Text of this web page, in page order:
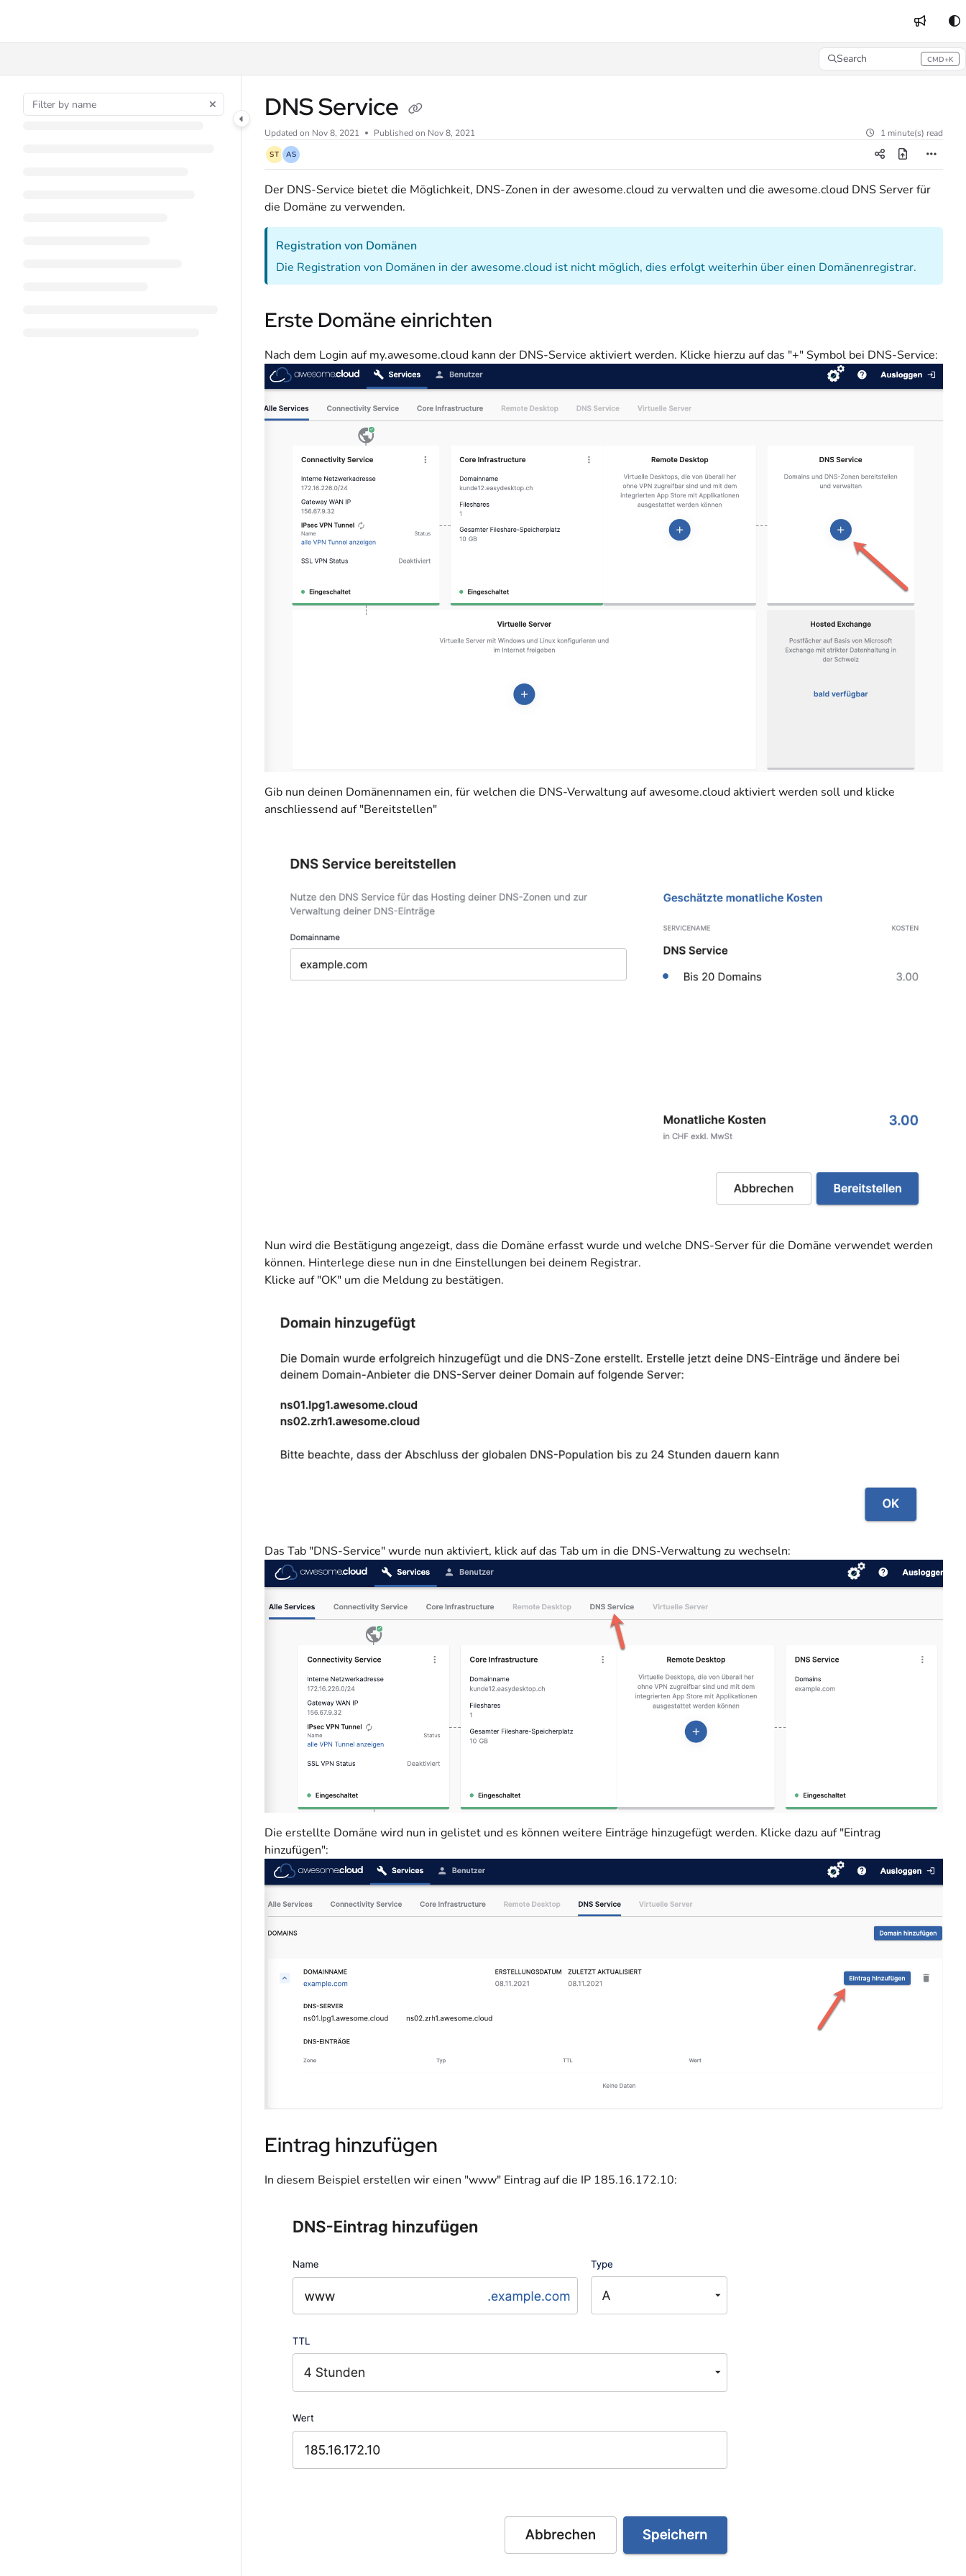
Search CMD+K
Press CMD+K to open search
DNS Service
Updated on Nov 8, 2021 Published on Nov 8, 2021 1 minute(s) read
ST AS
Der DNS-Service bietet die Möglichkeit, DNS-Zonen in der awesome.cloud zu verwalten und die awesome.cloud DNS Server für
die Domäne zu verwenden.
Registration von Domänen
Die Registration von Domänen in der awesome.cloud ist nicht möglich, dies erfolgt weiterhin über einen Domänenregistrar.
Erste Domäne einrichten
Nach dem Login auf my.awesome.cloud kann der DNS-Service aktiviert werden. Klicke hierzu auf das "+" Symbol bei DNS-Service:
Gib nun deinen Domänennamen ein, für welchen die DNS-Verwaltung auf awesome.cloud aktiviert werden soll und klicke
anschliessend auf "Bereitstellen"
Nun wird die Bestätigung angezeigt, dass die Domäne erfasst wurde und welche DNS-Server für die Domäne verwendet werden
können. Hinterlege diese nun in dne Einstellungen bei deinem Registrar.
Klicke auf "OK" um die Meldung zu bestätigen.
Das Tab "DNS-Service" wurde nun aktiviert, klick auf das Tab um in die DNS-Verwaltung zu wechseln:
Die erstellte Domäne wird nun in gelistet und es können weitere Einträge hinzugefügt werden. Klicke dazu auf "Eintrag
hinzufügen":
Eintrag hinzufügen
In diesem Beispiel erstellen wir einen "www" Eintrag auf die IP 185.16.172.10: